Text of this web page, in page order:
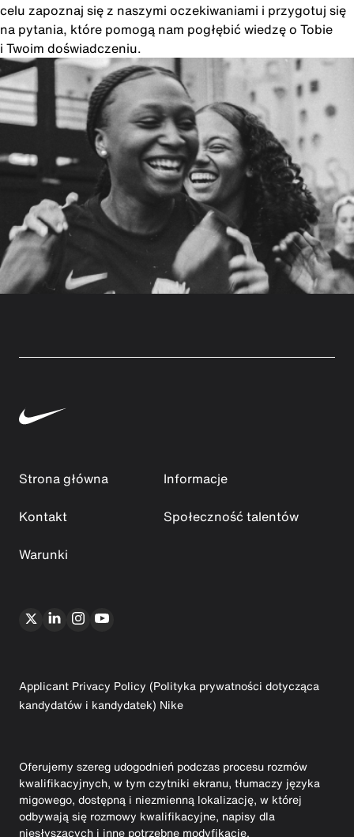
celu zapoznaj się z naszymi oczekiwaniami i przygotuj się
na pytania, które pomogą nam pogłębić wiedzę o Tobie
i Twoim doświadczeniu.
Strona główna
Informacje
Kontakt
Społeczność talentów
Warunki
Applicant Privacy Policy (Polityka prywatności dotycząca
kandydatów i kandydatek) Nike
Oferujemy szereg udogodnień podczas procesu rozmów
kwalifikacyjnych, w tym czytniki ekranu, tłumaczy języka
migowego, dostępną i niezmienną lokalizację, w której
odbywają się rozmowy kwalifikacyjne, napisy dla
niesłyszących i inne potrzebne modyfikacje.